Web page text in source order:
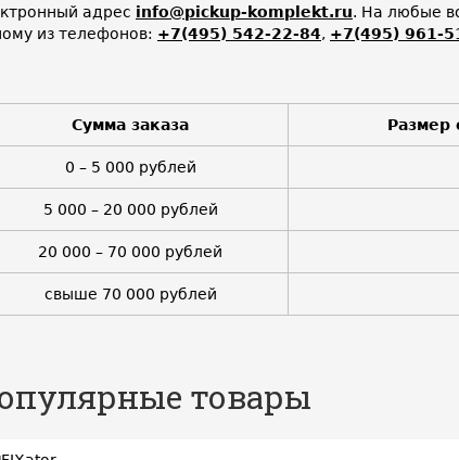
адрес info@pickup-komplekt.ru. На любые
из телефонов: +7(495) 542-22-84, +7(495) 961-
Сумма заказа Размер
0 – 5 000 рублей
5 000 – 20 000 рублей
20 000 – 70 000 рублей
свыше 70 000 рублей
товары